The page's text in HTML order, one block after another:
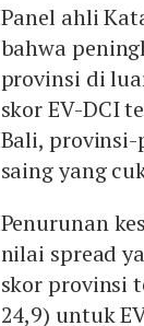
Panel ahli
bahwa
provinsi di
skor EV-DCI
Bali,
saing yang
Penurunan
nilai spread
skor provinsi
24,9) untuk